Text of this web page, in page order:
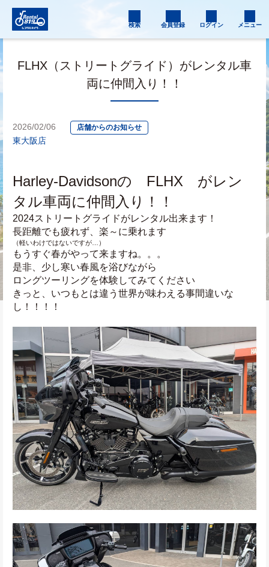
検索 会員登録 ログイン メニュー
FLHX（ストリートグライド）がレンタル車
両に仲間入り！！
2026/02/06 店舗からのお知らせ
東大阪店
Harley-Davidsonの　FLHX　がレン
タル車両に仲間入り！！
2024ストリートグライドがレンタル出来ます！
長距離でも疲れず、楽～に乗れます
（軽いわけではないですが…）
もうすぐ春がやって来ますね。。。
是非、少し寒い春風を浴びながら
ロングツーリングを体験してみてください
きっと、いつもとは違う世界が味わえる事間違いな
し！！！！